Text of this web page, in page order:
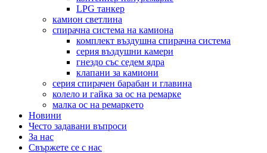
LPG танкер
камион светлина
спирачна система на камиона
комплект въздушна спирачна система
серия въздушни камери
гнездо със седем ядра
клапани за камиони
серия спирачен барабан и главина
колело и гайка за ос на ремарке
малка ос на ремаркето
Новини
Често задавани въпроси
За нас
Свържете се с нас